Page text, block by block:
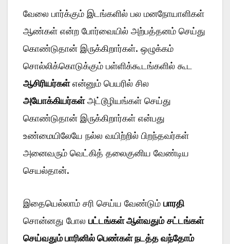
வேலை பார்க்கும் இடங்களில் பல மனநோயாளிகள்
ஆண்கள் என்ற போர்வையில் அற்பத்தனம் செய்து
கொண்டுதான் இருக்கிறார்கள். ஒழுக்கம்
சொல்லிக்கொடுக்கும் பள்ளிக்கூடங்களில் கூட
ஆசிரியர்கள்என்னும் பெயரில் சில
அயோக்கியர்கள்அட்டூழியங்கள் செய்து
கொண்டுதான் இருக்கிறார்கள் என்பது
உண்மையிலேயே நல்ல வயிற்றில் பிறந்தவர்கள்
அனைவரும் வெட்கித் தலைகுனிய வேண்டிய
செயல்தான்.
இதையெல்லாம் சரி செய்ய வேண்டும் பாரதி
சொன்னது போல பட்டங்கள் ஆள்வதும் சட்டங்கள்
செய்வதும் பாரினில் பெண்கள் நடத்த வந்தோம்